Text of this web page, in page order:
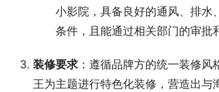
小影院，具备良好的通风、排水
条件，且能通过相关部门的审批
装修要求 ：遵循品牌方的统一装修风
王为主题进行特色化装修，营造出与